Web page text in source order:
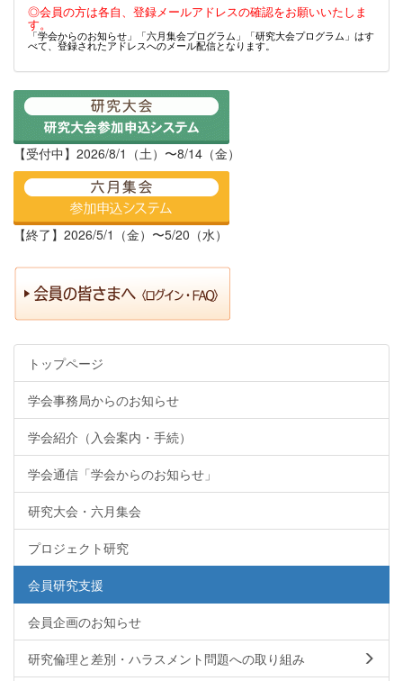
◎会員の方は各自、登録メールアドレスの確認をお願いいたしま
す。
「学会からのお知らせ」「六月集会プログラム」「研究大会プログラム」はす
べて、登録されたアドレスへのメール配信となります。
【受付中】2026/8/1（土）〜8/14（金）
【終了】2026/5/1（金）〜5/20（水）
トップページ
学会事務局からのお知らせ
学会紹介（入会案内・手続）
学会通信「学会からのお知らせ」
研究大会・六月集会
プロジェクト研究
会員研究支援
会員企画のお知らせ
研究倫理と差別・ハラスメント問題への取り組み